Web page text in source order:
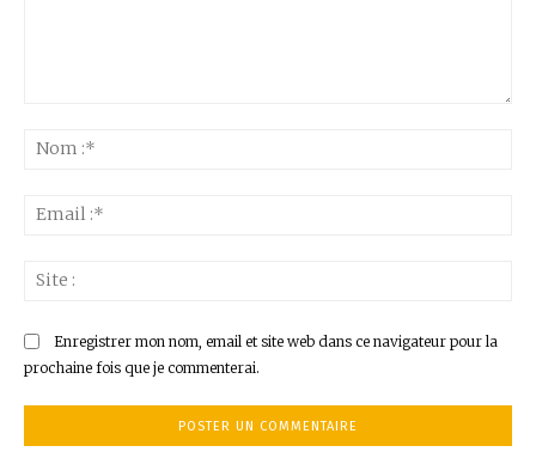
Enregistrer mon nom, email et site web dans ce navigateur pour la
prochaine fois que je commenterai.